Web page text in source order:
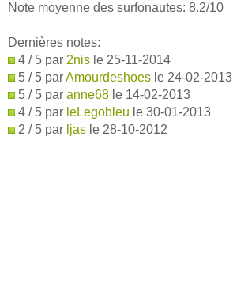
Note moyenne des surfonautes: 8.2/10
Dernières notes:
4 / 5 par 2nis le 25-11-2014
5 / 5 parAmourdeshoes le 24-02-2013
5 / 5 par anne68 le 14-02-2013
4 / 5 par leLegobleu le 30-01-2013
2 / 5 par ljas le 28-10-2012